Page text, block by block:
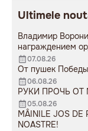
Ultimele
Владимир
награждением
07.08.26
От пушек
06.08.26
РУКИ ПРОЧЬ ОТ
05.08.26
MÂINILE JOS DE
NOASTRE!